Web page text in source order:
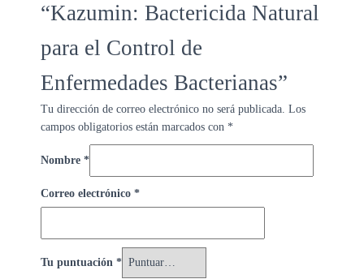
“Kazumin: Bactericida Natural
para el Control de
Enfermedades Bacterianas”
Tu dirección de correo electrónico no será publicada. Los
campos obligatorios están marcados con *
Nombre *
Correo electrónico *
Tu puntuación *